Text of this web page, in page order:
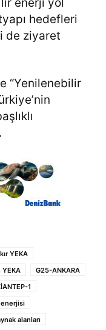
enerji yol
hedefleri
de ziyaret
“Yenilenebilir
YEKA
YEKA
G25-ANKARA
1
alanları